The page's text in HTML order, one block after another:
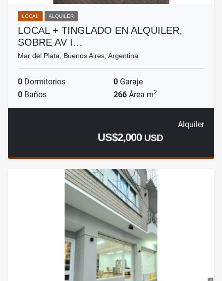
LOCAL ALQUILER
LOCAL + TINGLADO EN ALQUILER,
SOBRE AV I…
Mar del Plata, Buenos Aires, Argentina
0 Dormitorios 0 Garaje
0 Baños 266 Área m2
Alquiler
US$2,000 USD